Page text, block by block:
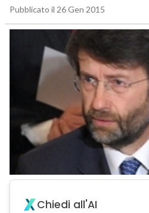
Pubblicato il 26 Gen 2015
Chiedi all'AI